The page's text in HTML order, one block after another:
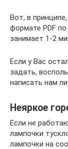
Вот, в
формате PDF
занимает 1-2
Если у Вас
задать,
написать нам
Неяркое
Если не
лампочки
лампочки на